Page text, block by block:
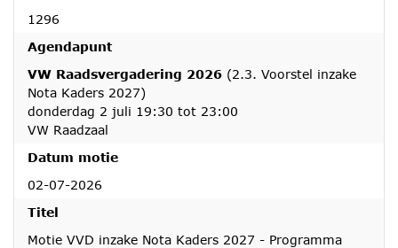
1296
Agendapunt
VW Raadsvergadering 2026 (2.3. Voorstel inzake
Nota Kaders 2027)
donderdag 2 juli 19:30 tot 23:00
VW Raadzaal
Datum motie
02-07-2026
Titel
Motie VVD inzake Nota Kaders 2027 - Programma